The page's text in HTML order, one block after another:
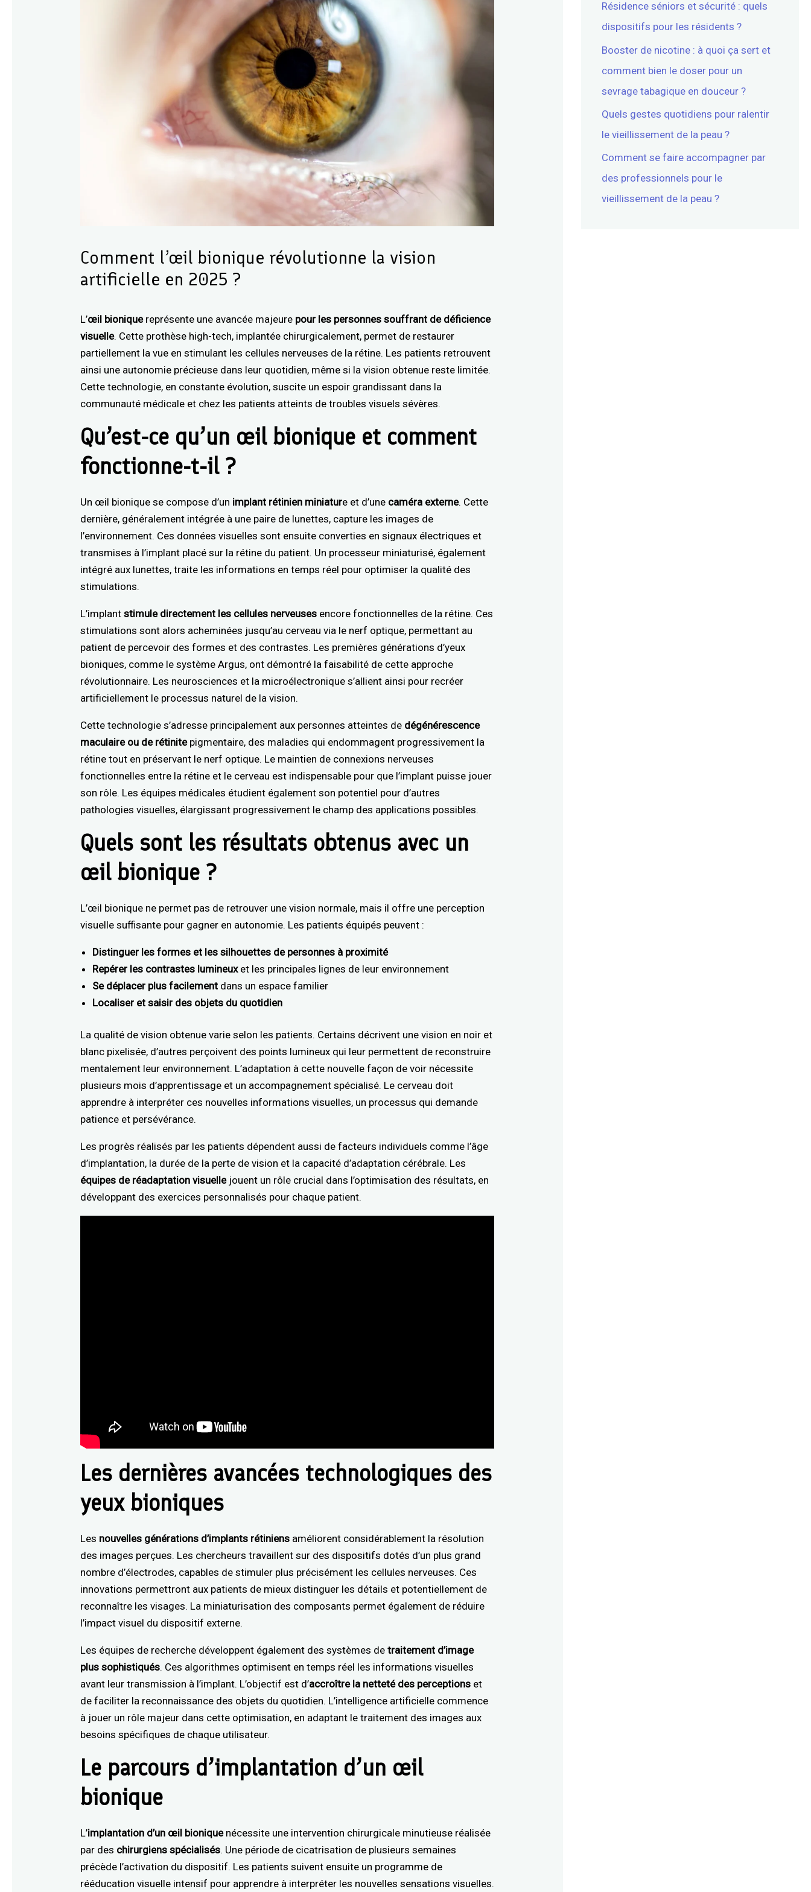
Comment l’œil bionique révolutionne la vision
artificielle en 2025 ?
L’œil bioniquereprésente une avancée majeure pour les personnes souffrant de déficience
visuelle. Cette prothèse high-tech, implantée chirurgicalement, permet de restaurer
partiellement la vue en stimulant les cellules nerveuses de la rétine. Les patients retrouvent
ainsi une autonomie précieuse dans leur quotidien, même si la vision obtenue reste limitée.
Cette technologie, en constante évolution, suscite un espoir grandissant dans la
communauté médicale et chez les patients atteints de troubles visuels sévères.
Qu’est-ce qu’un œil bionique et comment
fonctionne-t-il ?
Un œil bionique se compose d’un implant rétinien miniature et d’une caméra externe. Cette
dernière, généralement intégrée à une paire de lunettes, capture les images de
l’environnement. Ces données visuelles sont ensuite converties en signaux électriques et
transmises à l’implant placé sur la rétine du patient. Un processeur miniaturisé, également
intégré aux lunettes, traite les informations en temps réel pour optimiser la qualité des
stimulations.
L’implantstimule directement les cellules nerveuses encore fonctionnelles de la rétine. Ces
stimulations sont alors acheminées jusqu’au cerveau via le nerf optique, permettant au
patient de percevoir des formes et des contrastes. Les premières générations d’yeux
bioniques, comme le système Argus, ont démontré la faisabilité de cette approche
révolutionnaire. Les neurosciences et la microélectronique s’allient ainsi pour recréer
artificiellement le processus naturel de la vision.
Cette technologie s’adresse principalement aux personnes atteintes de dégénérescence
maculaire ou de rétinitepigmentaire, des maladies qui endommagent progressivement la
rétine tout en préservant le nerf optique. Le maintien de connexions nerveuses
fonctionnelles entre la rétine et le cerveau est indispensable pour que l’implant puisse jouer
son rôle. Les équipes médicales étudient également son potentiel pour d’autres
pathologies visuelles, élargissant progressivement le champ des applications possibles.
Quels sont les résultats obtenus avec un
œil bionique ?
L’œil bionique ne permet pas de retrouver une vision normale, mais il offre une perception
visuelle suffisante pour gagner en autonomie. Les patients équipés peuvent :
Distinguer les formes et les silhouettes de personnes à proximité
Repérer les contrastes lumineuxet les principales lignes de leur environnement
Se déplacer plus facilement dans un espace familier
Localiser et saisir des objets du quotidien
La qualité de vision obtenue varie selon les patients. Certains décrivent une vision en noir et
blanc pixelisée, d’autres perçoivent des points lumineux qui leur permettent de reconstruire
mentalement leur environnement. L’adaptation à cette nouvelle façon de voir nécessite
plusieurs mois d’apprentissage et un accompagnement spécialisé. Le cerveau doit
apprendre à interpréter ces nouvelles informations visuelles, un processus qui demande
patience et persévérance.
Les progrès réalisés par les patients dépendent aussi de facteurs individuels comme l’âge
d’implantation, la durée de la perte de vision et la capacité d’adaptation cérébrale. Les
équipes de réadaptation visuellejouent un rôle crucial dans l’optimisation des résultats, en
développant des exercices personnalisés pour chaque patient.
Les dernières avancées technologiques des
yeux bioniques
Les nouvelles générations d’implants rétiniens améliorent considérablement la résolution
des images perçues. Les chercheurs travaillent sur des dispositifs dotés d’un plus grand
nombre d’électrodes, capables de stimuler plus précisément les cellules nerveuses. Ces
innovations permettront aux patients de mieux distinguer les détails et potentiellement de
reconnaître les visages. La miniaturisation des composants permet également de réduire
l’impact visuel du dispositif externe.
Les équipes de recherche développent également des systèmes de traitement d’image
plus sophistiqués. Ces algorithmes optimisent en temps réel les informations visuelles
avant leur transmission à l’implant. L’objectif est d’accroître la netteté des perceptions et
de faciliter la reconnaissance des objets du quotidien. L’intelligence artificielle commence
à jouer un rôle majeur dans cette optimisation, en adaptant le traitement des images aux
besoins spécifiques de chaque utilisateur.
Le parcours d’implantation d’un œil
bionique
L’implantation d’un œil bioniquenécessite une intervention chirurgicale minutieuse réalisée
par des chirurgiens spécialisés. Une période de cicatrisation de plusieurs semaines
précède l’activation du dispositif. Les patients suivent ensuite un programme de
rééducation visuelle intensif pour apprendre à interpréter les nouvelles sensations visuelles.
Résidence séniors et sécurité : quels
dispositifs pour les résidents ?
Booster de nicotine : à quoi ça sert et
comment bien le doser pour un
sevrage tabagique en douceur ?
Quels gestes quotidiens pour ralentir
le vieillissement de la peau ?
Comment se faire accompagner par
des professionnels pour le
vieillissement de la peau ?